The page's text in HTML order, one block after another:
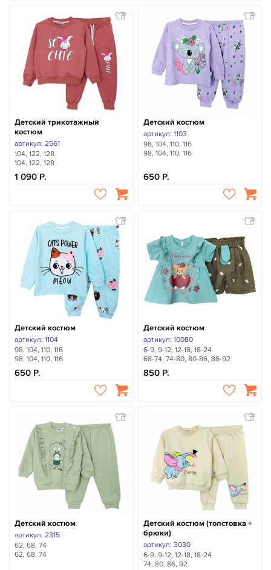
Детский трикотажный
костюм
артикул: 2561
104, 122, 128
104, 122, 128
1 090
Детский костюм
артикул: 1103
98, 104, 110, 116
98, 104, 110, 116
650
Детский костюм
артикул: 1104
98, 104, 110, 116
98, 104, 110, 116
650
Детский костюм
артикул: 10080
6-9, 9-12, 12-18, 18-24
68-74, 74-80, 80-86, 86-92
850
Детский костюм
артикул: 2315
62, 68, 74
62, 68, 74
Детский костюм (толстовка +
брюки)
артикул: 3030
6-9, 9-12, 12-18, 18-24
74, 80, 86, 92